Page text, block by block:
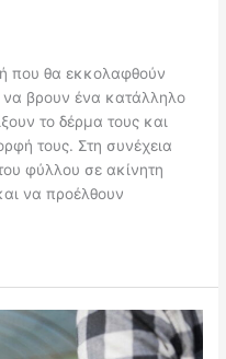
που θα εκκολαφθούν
να βρουν ένα κατάλληλο
το δέρμα τους και
τους. Στη συνέχεια
φύλλου σε ακίνητη
να προέλθουν